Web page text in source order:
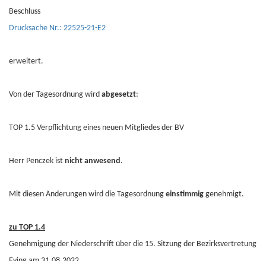
Beschluss
Drucksache Nr.: 22525-21-E2
erweitert.
Von der Tagesordnung wird abgesetzt:
TOP 1.5 Verpflichtung eines neuen Mitgliedes der BV
Herr Penczek ist nicht anwesend.
Mit diesen Änderungen wird die Tagesordnung einstimmig genehmigt.
zu TOP 1.4
Genehmigung der Niederschrift über die 15. Sitzung der Bezirksvertretung